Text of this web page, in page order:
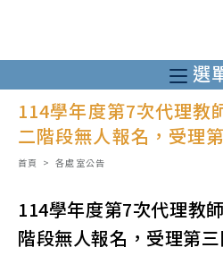
至
主
選
114學年度第7次代理教
二階段無人報名，受理
首頁 > 各處室公告
114學年度第7次代理教
階段無人報名，受理第